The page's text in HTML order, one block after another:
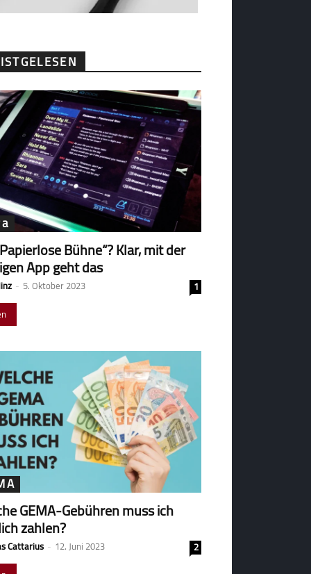
Bühne“? Klar, mit der
App geht das
- 5. Oktober 2023
1
GEMA-Gebühren muss ich
zahlen?
Cattarius - 12. Juni 2023
2